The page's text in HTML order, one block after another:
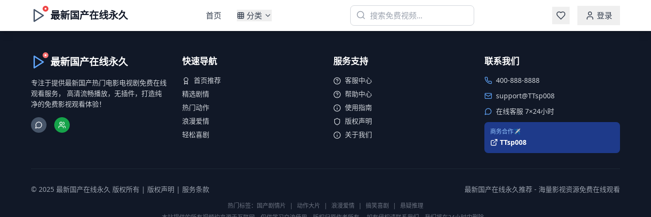
最新国产在线永久 首页 分类 登录
最新国产在线永久
专注于提供最新国产热门电影电视剧免费在线
观看服务， 高清流畅播放，无插件，打造纯
净的免费影视观看体验！
快速导航
首页推荐
精选剧情
热门动作
浪漫爱情
轻松喜剧
服务支持
客服中心
帮助中心
使用指南
版权声明
关于我们
联系我们
400-888-8888
support@TTsp008
在线客服 7×24小时
商务合作✈️
TTsp008
© 2025 最新国产在线永久 版权所有 | 版权声明 | 服务条款 最新国产在线永久推荐 - 海量影视资源免费在线观看
热门标签： 国产剧情片 | 动作大片 | 浪漫爱情 | 搞笑喜剧 |
悬疑推理